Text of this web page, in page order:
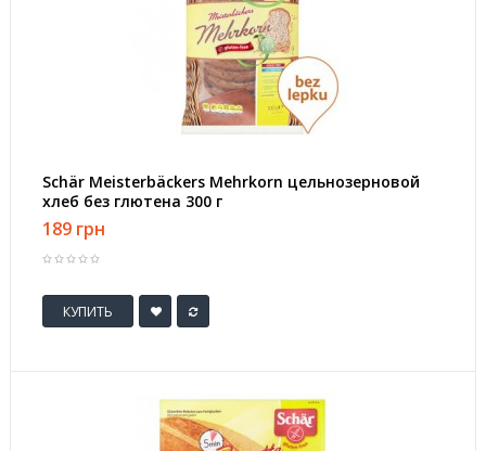
Schär Meisterbäckers Mehrkorn цельнозерновой
хлеб без глютена 300 г
189 грн
КУПИТЬ